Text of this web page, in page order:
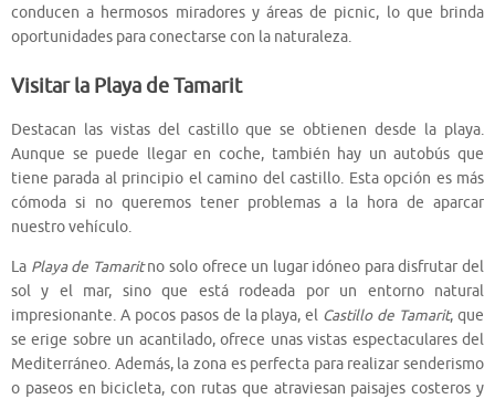
conducen a hermosos miradores y áreas de picnic, lo que brinda
oportunidades para conectarse con la naturaleza.
Visitar la Playa de Tamarit
Destacan las vistas del castillo que se obtienen desde la playa.
Aunque se puede llegar en coche, también hay un autobús que
tiene parada al principio el camino del castillo. Esta opción es más
cómoda si no queremos tener problemas a la hora de aparcar
nuestro vehículo.
La Playa de Tamaritno solo ofrece un lugar idóneo para disfrutar del
sol y el mar, sino que está rodeada por un entorno natural
impresionante. A pocos pasos de la playa, el Castillo de Tamarit, que
se erige sobre un acantilado, ofrece unas vistas espectaculares del
Mediterráneo. Además, la zona es perfecta para realizar senderismo
o paseos en bicicleta, con rutas que atraviesan paisajes costeros y